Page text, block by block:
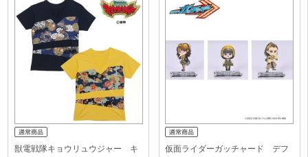
獣電戦隊キョウリュウジャー キ
仮面ライダーガッチャード デフ